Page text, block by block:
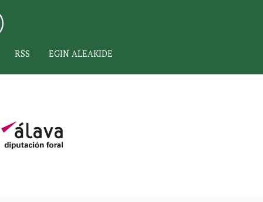
RSS EGIN ALEAKIDE